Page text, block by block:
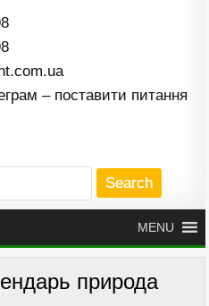
– поставити питання
MENU
природа